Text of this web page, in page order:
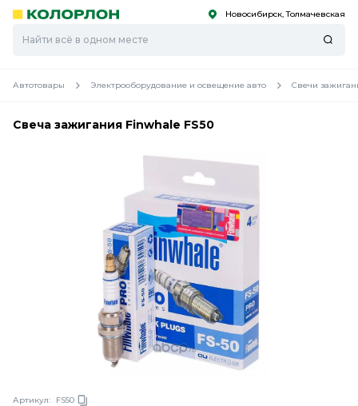
Скоро
Скоро Новосибирск, Толмачевская
Автотовары Электрооборудование и освещение авто Свечи
Свеча зажигания Finwhale FS50
Артикул: FS50